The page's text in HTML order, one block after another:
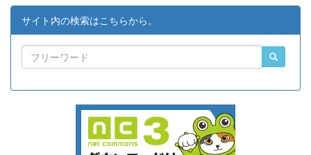
サイト内の検索はこちらから。